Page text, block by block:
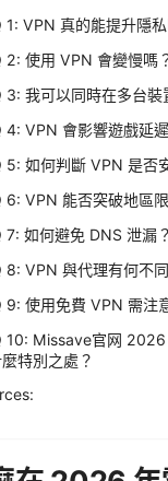
1: VPN 真的能提升隱私
2: 使用 VPN 會變慢嗎
3: 我可以同時在多台裝
4: VPN 會影響遊戲延
5: 如何判斷 VPN 是否
6: VPN 能否突破地區
7: 如何避免 DNS 泄漏？
8: VPN 與代理有何不
9: 使用免費 VPN 需注
10: Missave官网
特別之處？